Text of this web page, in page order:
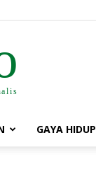
GAYA HIDUP